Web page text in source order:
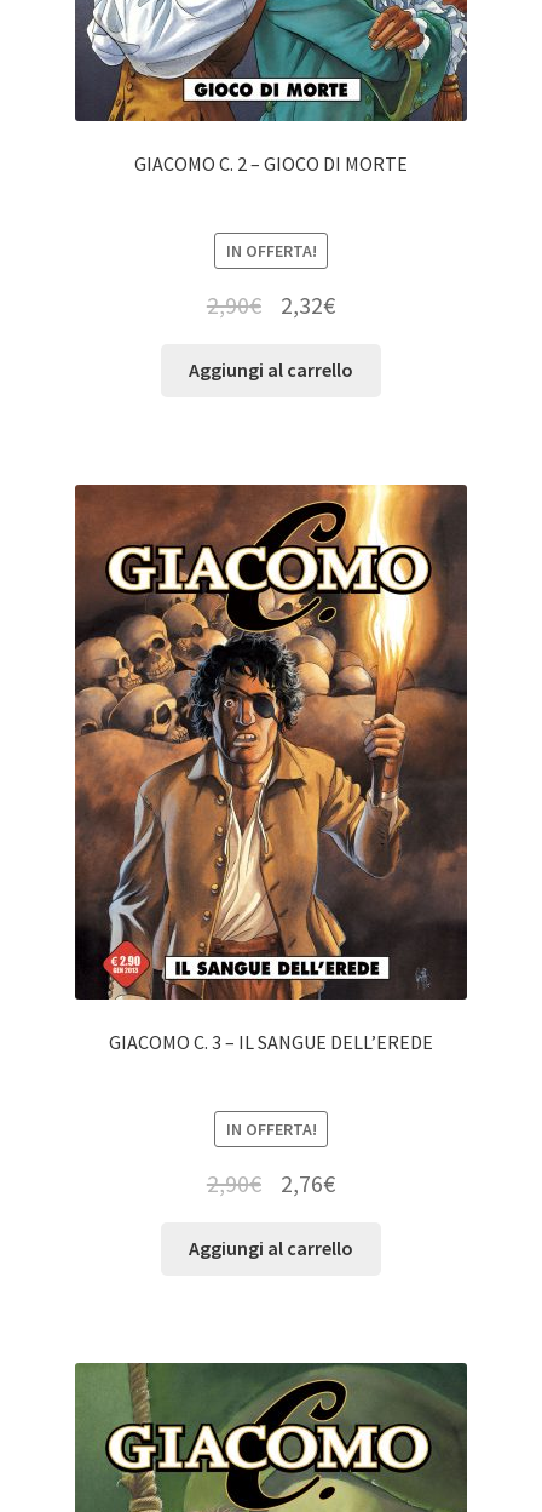
GIACOMO C. 2 – GIOCO DI MORTE
IN OFFERTA!
2,90€ 2,32€
Aggiungi al carrello
GIACOMO C. 3 – IL SANGUE DELL’EREDE
IN OFFERTA!
2,90€ 2,76€
Aggiungi al carrello